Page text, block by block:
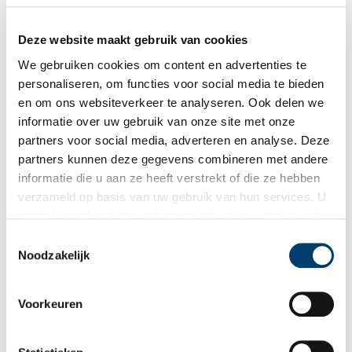
Deze website maakt gebruik van cookies
We gebruiken cookies om content en advertenties te
personaliseren, om functies voor social media te bieden
en om ons websiteverkeer te analyseren. Ook delen we
informatie over uw gebruik van onze site met onze
partners voor social media, adverteren en analyse. Deze
partners kunnen deze gegevens combineren met andere
informatie die u aan ze heeft verstrekt of die ze hebben
verzameld op basis van uw gebruik van hun services. U
Noodzakelijk
Voorkeuren
Judith Leyster is de bekendste vrouwelijke schilder uit de 17de
eeuw. De Haarlemse kunstenares is gezien haar
schildertechniek waarschijnlijk in de leer geweest bij Frans
Hals (1583-1666). Ze schilderde genrestukken, portretten en
stillevens met als onderwerp vaak spelende kinderen of
muzikanten. Als een van de weinige vrouwelijke schilders liet
Leyster zich als lid inschrijven in het Haarlemse schildersgilde
en werd, zover bekend, als eerste vrouw in 1633 vervolgens
uitgeroepen tot ‘meester-schilder’.
Cluveniersdoelen
In de Gasthuisstraat is op nummer 32 de poort van de